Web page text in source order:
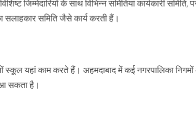
जिम्मेदारियों के साथ विभिन्न समितियां कार्यकारी समिति,
सलाहकार समिति जैसे कार्य करती हैं।
स्कूल यहां काम करते हैं। अहमदाबाद में कई नगरपालिका निगमों
सकता है।